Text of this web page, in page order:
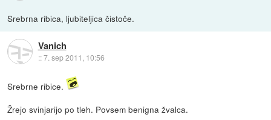
Srebrna ribica, ljubiteljica čistoče.
Vanich
::7. sep 2011, 10:56
Srebrne ribice.
Žrejo svinjarijo po tleh. Povsem benigna žvalca.